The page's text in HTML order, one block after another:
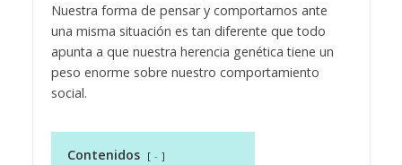
Nuestra forma de pensar y comportarnos ante
una misma situación es tan diferente que todo
apunta a que nuestra herencia genética tiene un
peso enorme sobre nuestro comportamiento
social.
Contenidos
-